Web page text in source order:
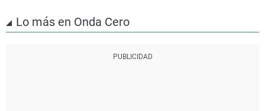
Lo más en Onda Cero